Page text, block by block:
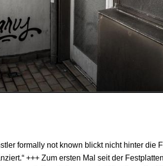
formally not known blickt nicht hinter die
+++ Zum ersten Mal seit der